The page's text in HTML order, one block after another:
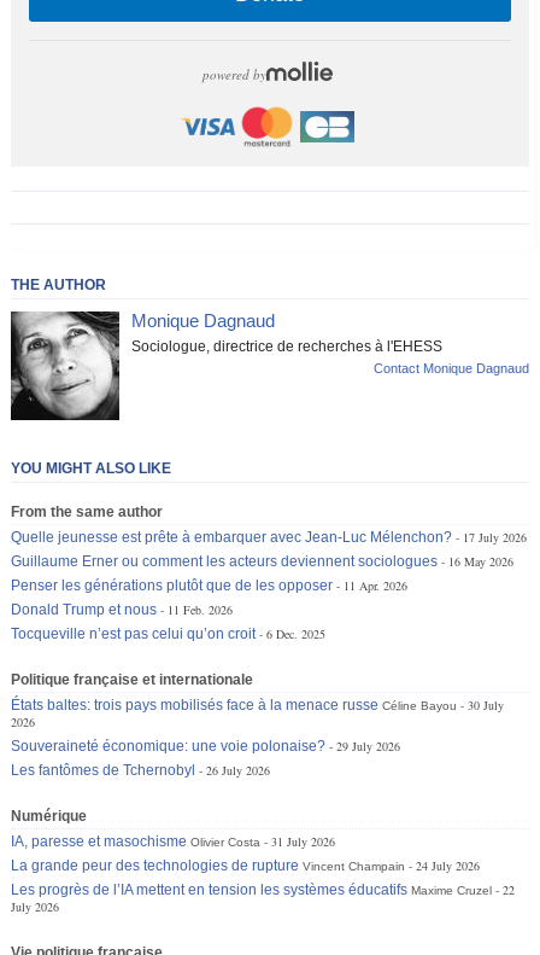
powered by
THE AUTHOR
Monique Dagnaud
Sociologue, directrice de recherches à l'EHESS
Contact Monique Dagnaud
YOU MIGHT ALSO LIKE
From the same author
Quelle jeunesse est prête à embarquer avec Jean-Luc Mélenchon?
17 July 2026
Guillaume Erner ou comment les acteurs deviennent sociologues
16 May 2026
Penser les générations plutôt que de les opposer
11 Apr. 2026
Donald Trump et nous
11 Feb. 2026
Tocqueville n’est pas celui qu’on croit 6 Dec. 2025
Politique française et internationale
États baltes: trois pays mobilisés face à la menace russe Céline Bayou
30 July
2026
Souveraineté économique: une voie polonaise?
29 July 2026
Les fantômes de Tchernobyl
26 July 2026
Numérique
IA, paresse et masochisme Olivier Costa
31 July 2026
La grande peur des technologies de rupture Vincent Champain
24 July 2026
Les progrès de l’IA mettent en tension les systèmes éducatifs Maxime Cruzel
22
July 2026